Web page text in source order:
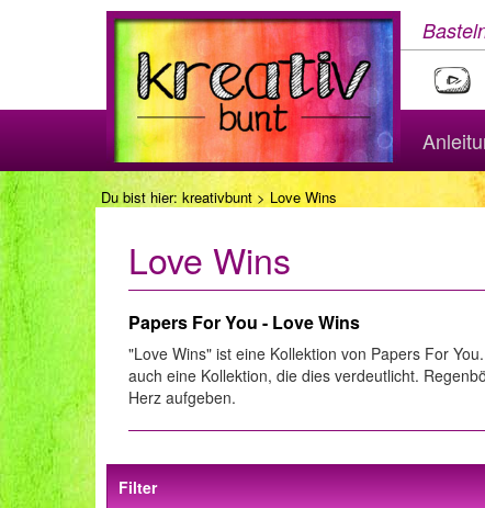
Du bist hier: kreativbunt > Love Wins
Love Wins
Papers For You - Love Wins
"Love Wins" ist eine Kollektion von Papers For
auch eine Kollektion, die dies verdeutlicht.
Herz aufgeben.
Filter